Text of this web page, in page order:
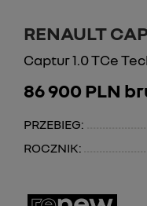
RENAULT
Captur 1.0 TCe
86 900 PLN
PRZEBIEG:
ROCZNIK: